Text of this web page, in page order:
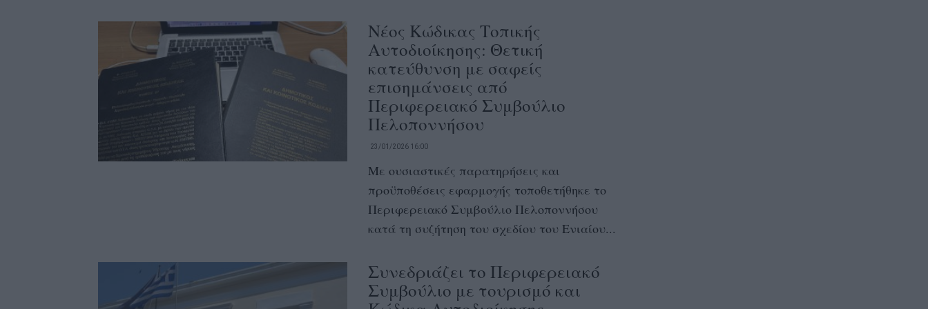
Νέoς Κώδικας Τοπικής
Αυτοδιοίκησης: Θετική
κατεύθυνση με σαφείς
επισημάνσεις από
Περιφερειακό Συμβούλιο
Πελοποννήσου
23/01/2026 16:00
Με ουσιαστικές παρατηρήσεις και
προϋποθέσεις εφαρμογής τοποθετήθηκε το
Περιφερειακό Συμβούλιο Πελοποννήσου
κατά τη συζήτηση του σχεδίου του Ενιαίου...
Συνεδριάζει το Περιφερειακό
Συμβούλιο με τουρισμό και